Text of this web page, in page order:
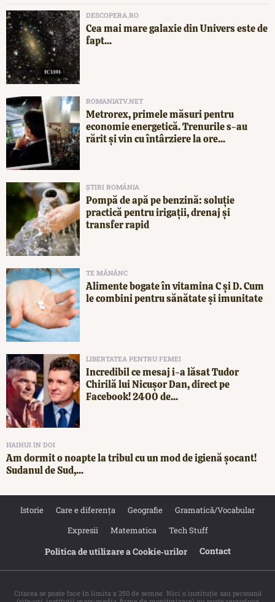
DESCOPERA.RO
Cea mai mare galaxie din Univers este de
fapt...
ROMANIATV.NET
Metrorex, primele măsuri pentru
economie energetică. Trenurile s-au
rărit și vin cu întârziere la ore...
ȘTIRI ROMÂNIA
Pompă de apă pe benzină: soluție
practică pentru irigații, drenaj și
transfer rapid
TE MĂNÂNC
Alimente bogate în vitamina C și D. Cum
le combini pentru sănătate și imunitate
LIBERTATEA PENTRU FEMEI
Incredibil ce mesaj i-a lăsat Tudor
Chirilă lui Nicușor Dan, direct pe
Facebook! 2400 de...
HAIHUI IN DOI
Am dormit o noapte la tribul cu un mod de igienă șocant!
Sudanul de Sud,...
Istorie Care e diferența Geografie
Gramatică/Vocabular
Expresii
Matematica Tech Stuff
Politica de utilizare a Cookie‐urilor Contact
Citarea se poate face în limita a 250 de semne. Nici o instituţie sau persoană